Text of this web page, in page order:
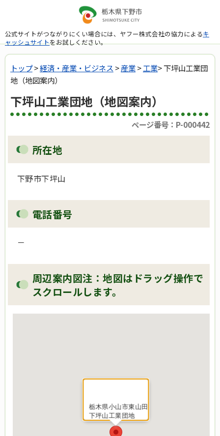
公式サイトがつながりにくい場合には、ヤフー株式会社の協力によるキ
ャッシュサイトをお試しください。
トップ>経済・産業・ビジネス >産業>工業> 下坪山工業団
地（地図案内）
下坪山工業団地（地図案内）
ページ番号：P-000442
所在地
下野市下坪山
電話番号
－
周辺案内図注：地図はドラッグ操作で
スクロールします。
栃木県小山市東山田
下坪山工業団地